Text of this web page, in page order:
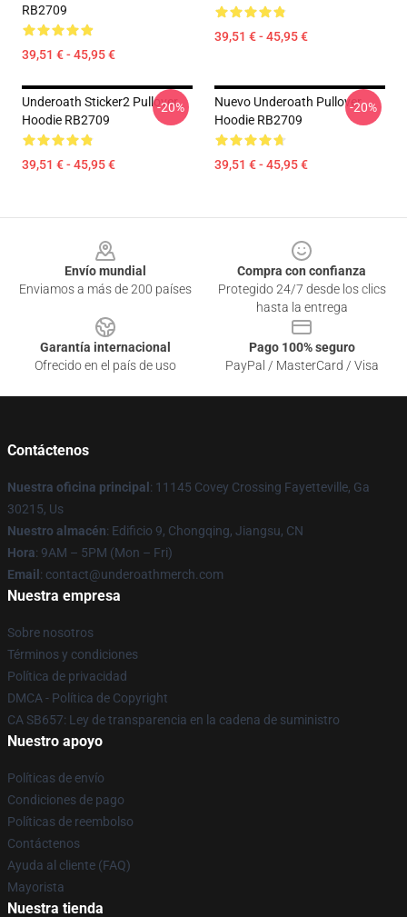
RB2709
39,51 € - 45,95 €
39,51 € - 45,95 €
Underoath Sticker2 Pullover
Hoodie RB2709
39,51 € - 45,95 €
-20%
Nuevo Underoath Pullover
Hoodie RB2709
39,51 € - 45,95 €
-20%
Envío mundial
Enviamos a más de 200 países
Compra con confianza
Protegido 24/7 desde los clics
hasta la entrega
Garantía internacional
Ofrecido en el país de uso
Pago 100% seguro
PayPal / MasterCard / Visa
Contáctenos
Nuestra oficina principal : 11145 Covey Crossing Fayetteville, Ga
30215, Us
Nuestro almacén: Edificio 9, Chongqing, Jiangsu, CN
Hora: 9AM – 5PM (Mon – Fri)
Email : contact@underoathmerch.com
Nuestra empresa
Sobre nosotros
Términos y condiciones
Política de privacidad
DMCA - Política de Copyright
CA SB657: Ley de transparencia en la cadena de suministro
Nuestro apoyo
Políticas de envío
Condiciones de pago
Políticas de reembolso
Contáctenos
Ayuda al cliente (FAQ)
Mayorista
Nuestra tienda